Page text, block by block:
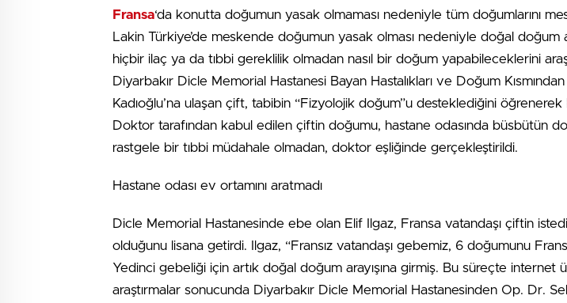
Fransa‘da konutta doğumun yasak olmaması nedeniyle tüm doğumlarını
Lakin Türkiye’de meskende doğumun yasak olması nedeniyle doğal doğum
hiçbir ilaç ya da tıbbi gereklilik olmadan nasıl bir doğum yapabileceklerini
Diyarbakır Dicle Memorial Hastanesi Bayan Hastalıkları ve Doğum
Kadıoğlu’na ulaşan çift, tabibin “Fizyolojik doğum”u desteklediğini öğrenerek
Doktor tarafından kabul edilen çiftin doğumu, hastane odasında büsbütün
rastgele bir tıbbi müdahale olmadan, doktor eşliğinde gerçekleştirildi.
Hastane odası ev ortamını aratmadı
Dicle Memorial Hastanesinde ebe olan Elif Ilgaz, Fransa vatandaşı çiftin
olduğunu lisana getirdi. Ilgaz, “Fransız vatandaşı gebemiz, 6 doğumunu
Yedinci gebeliği için artık doğal doğum arayışına girmiş. Bu süreçte internet
araştırmalar sonucunda Diyarbakır Dicle Memorial Hastanesinden Op. Dr.